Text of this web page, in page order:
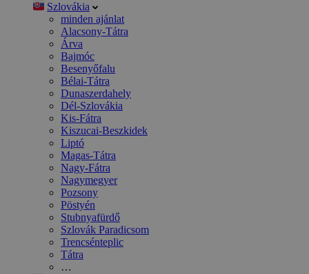
Szlovákia
minden ajánlat
Alacsony-Tátra
Árva
Bajmóc
Besenyőfalu
Bélai-Tátra
Dunaszerdahely
Dél-Szlovákia
Kis-Fátra
Kiszucai-Beszkidek
Liptó
Magas-Tátra
Nagy-Fátra
Nagymegyer
Pozsony
Pöstyén
Stubnyafürdő
Szlovák Paradicsom
Trencsénteplic
Tátra
…